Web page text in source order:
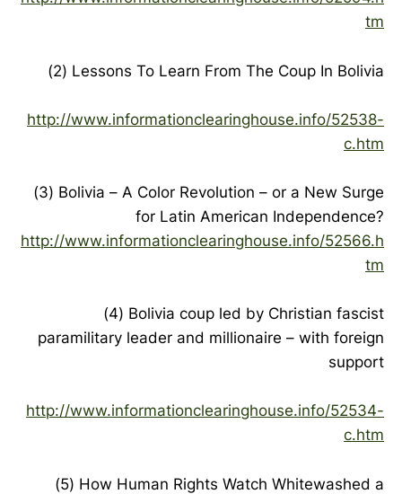
tm
(2) Lessons To Learn From The Coup In Bolivia
http://www.informationclearinghouse.info/52538-
c.htm
(3) Bolivia – A Color Revolution – or a New Surge
for Latin American Independence?
http://www.informationclearinghouse.info/52566.h
tm
(4) Bolivia coup led by Christian fascist
paramilitary leader and millionaire – with foreign
support
http://www.informationclearinghouse.info/52534-
c.htm
(5) How Human Rights Watch Whitewashed a